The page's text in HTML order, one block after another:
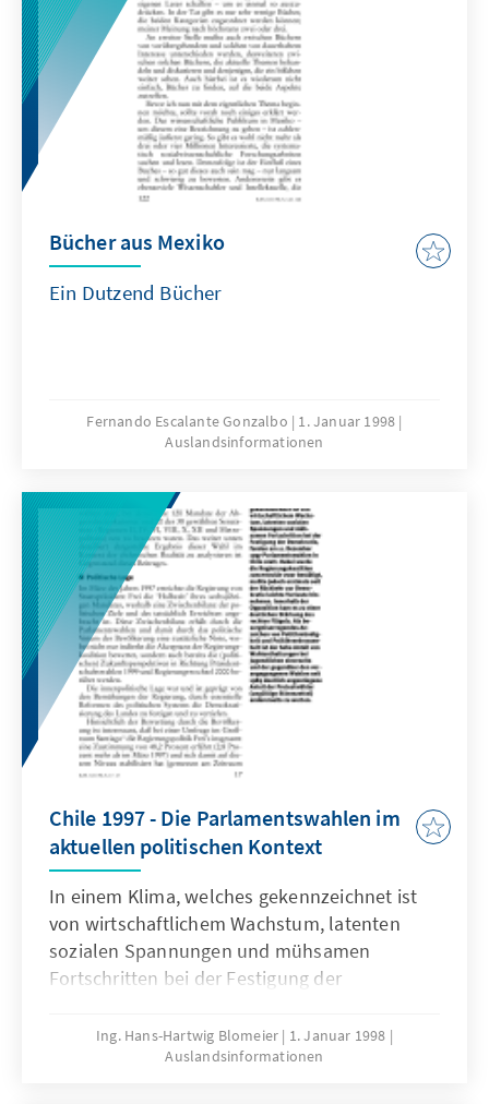
Bücher aus Mexiko
Ein Dutzend Bücher
Fernando Escalante Gonzalbo
1. Januar 1998
Auslandsinformationen
Chile 1997 - Die Parlamentswahlen im
aktuellen politischen Kontext
In einem Klima, welches gekennzeichnet ist
von wirtschaftlichem Wachstum, latenten
sozialen Spannungen und mühsamen
Fortschritten bei der Festigung der
Parlamentswahlen in Chile statt.
Ing. Hans-Hartwig Blomeier
1. Januar 1998
Auslandsinformationen